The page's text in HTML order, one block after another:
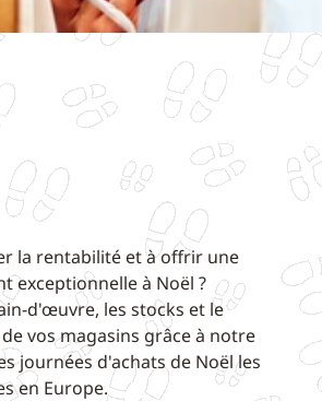
la rentabilité et à offrir une
exceptionnelle à Noël ?
d'œuvre, les stocks et le
vos magasins grâce à notre
journées d'achats de Noël les
en Europe.